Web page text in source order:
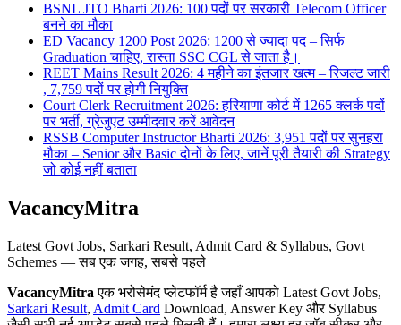
BSNL JTO Bharti 2026: 100 पदों पर सरकारी Telecom Officer
बनने का मौका
ED Vacancy 1200 Post 2026: 1200 से ज्यादा पद – सिर्फ
Graduation चाहिए, रास्ता SSC CGL से जाता है।
REET Mains Result 2026: 4 महीने का इंतजार खत्म – रिजल्ट जारी
, 7,759 पदों पर होगी नियुक्ति
Court Clerk Recruitment 2026: हरियाणा कोर्ट में 1265 क्लर्क पदों
पर भर्ती, ग्रेजुएट उम्मीदवार करें आवेदन
RSSB Computer Instructor Bharti 2026: 3,951 पदों पर सुनहरा
मौका – Senior और Basic दोनों के लिए, जानें पूरी तैयारी की Strategy
जो कोई नहीं बताता
VacancyMitra
Latest Govt Jobs, Sarkari Result, Admit Card & Syllabus, Govt
Schemes — सब एक जगह, सबसे पहले
VacancyMitra एक भरोसेमंद प्लेटफॉर्म है जहाँ आपको Latest Govt Jobs,
Sarkari Result, Admit Card Download, Answer Key और Syllabus